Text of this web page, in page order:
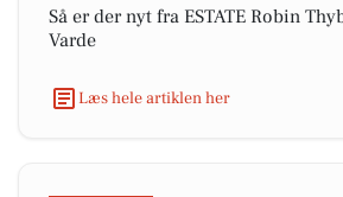
Så er der nyt fra ESTATE Robin
Varde
Læs hele artiklen her